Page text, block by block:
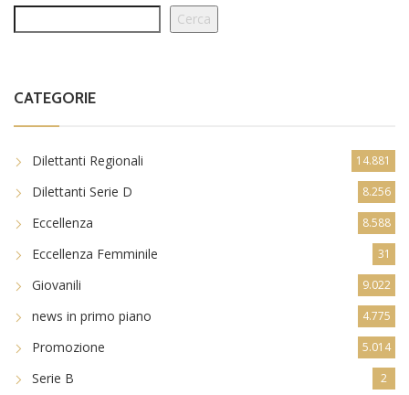
Cerca
CATEGORIE
Dilettanti Regionali 14.881
Dilettanti Serie D 8.256
Eccellenza 8.588
Eccellenza Femminile 31
Giovanili 9.022
news in primo piano 4.775
Promozione 5.014
Serie B 2